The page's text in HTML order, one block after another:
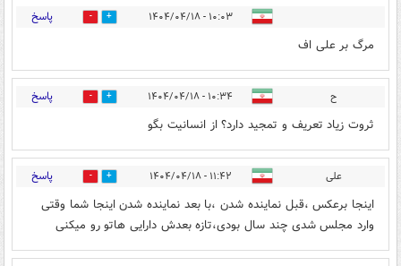
۱۰:۰۳ - ۱۴۰۴/۰۴/۱۸ 1 پاسخ
مرگ بر علی اف
ح ۱۰:۳۴ - ۱۴۰۴/۰۴/۱۸ 0 پاسخ
ثروت زیاد تعریف و تمجید دارد؟ از انسانیت بگو
علی ۱۱:۴۲ - ۱۴۰۴/۰۴/۱۸ 0 پاسخ
اینجا برعکس ،قبل نماینده شدن ،با بعد نماینده شدن اینجا شما وقتی
وارد مجلس شدی چند سال بودی،تازه بعدش دارایی هاتو رو میکنی